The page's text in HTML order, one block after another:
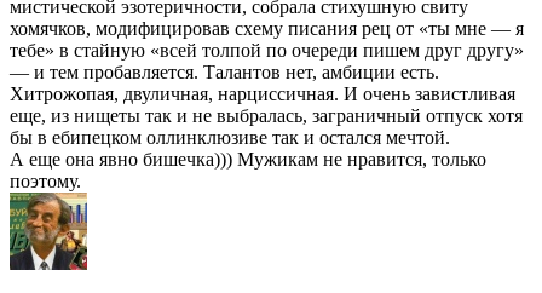
мистической эзотеричности, собрала стихушную свиту
хомячков, модифицировав схему писания рец от «ты мне — я
тебе» в стайную «всей толпой по очереди пишем друг другу»
— и тем пробавляется. Талантов нет, амбиции есть.
Хитрожопая, двуличная, нарциссичная. И очень завистливая
еще, из нищеты так и не выбралась, заграничный отпуск хотя
бы в ебипецком оллинклюзиве так и остался мечтой.
А еще она явно бишечка))) Мужикам не нравится, только
поэтому.